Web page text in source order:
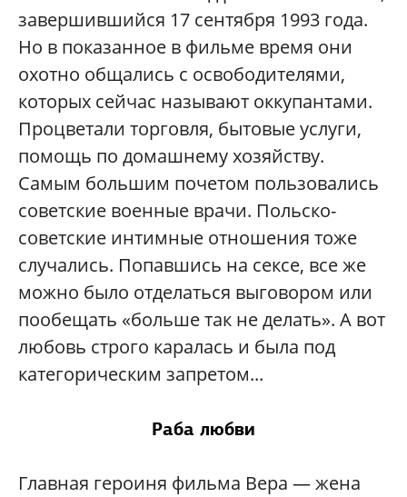
завершившийся 17 сентября 1993 года.
Но в показанное в фильме время они
охотно общались с освободителями,
которых сейчас называют оккупантами.
Процветали торговля, бытовые услуги,
помощь по домашнему хозяйству.
Самым большим почетом пользовались
советские военные врачи. Польско-
советские интимные отношения тоже
случались. Попавшись на сексе, все же
можно было отделаться выговором или
пообещать «больше так не делать». А вот
любовь строго каралась и была под
категорическим запретом...
Раба любви
Главная героиня фильма Вера — жена